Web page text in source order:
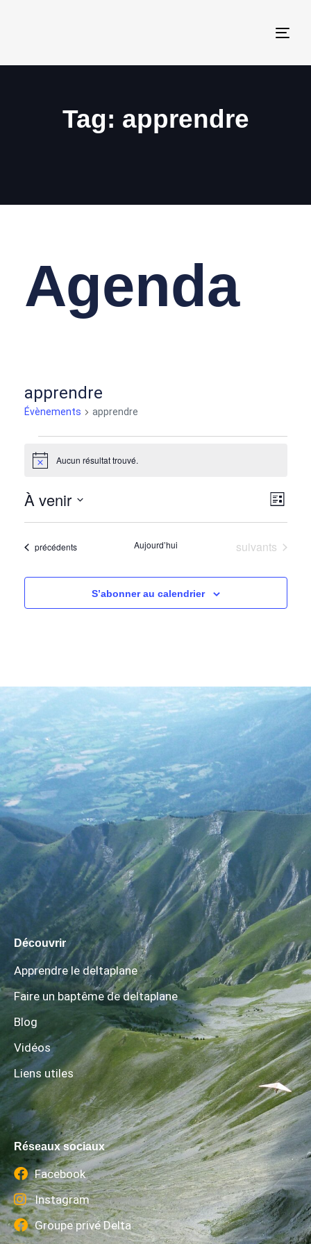
Tag: apprendre
Agenda
apprendre
Évènements apprendre
Notice Aucun résultat trouvé.
par
Liste
À venir
Sélectionnez
Évènements
précédents Aujourd’hui Évènements
suivants
S’abonner au calendrier
Découvrir
Apprendre le deltaplane
Faire un baptême de deltaplane
Blog
Vidéos
Liens utiles
Réseaux sociaux
Facebook
Instagram
Groupe privé Delta